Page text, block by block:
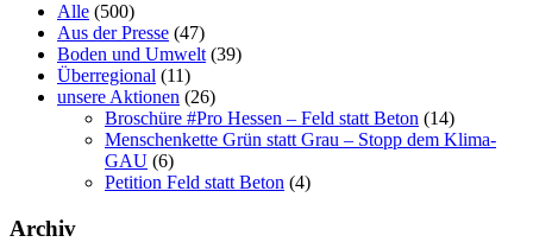
Alle (500)
Aus der Presse (47)
Boden und Umwelt (39)
Überregional (11)
unsere Aktionen (26)
Broschüre #Pro Hessen – Feld statt Beton (14)
Menschenkette Grün statt Grau – Stopp dem Klima-
GAU (6)
Petition Feld statt Beton (4)
Archiv